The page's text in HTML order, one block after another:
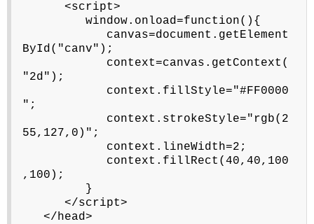
<script>
window.onload=function(){
canvas=document.getElement
ById("canv");
context=canvas.getContext(
"2d");
context.fillStyle="#FF0000
";
context.strokeStyle="rgb(2
55,127,0)";
context.lineWidth=2;
context.fillRect(40,40,100
,100);
}
</script>
</head>